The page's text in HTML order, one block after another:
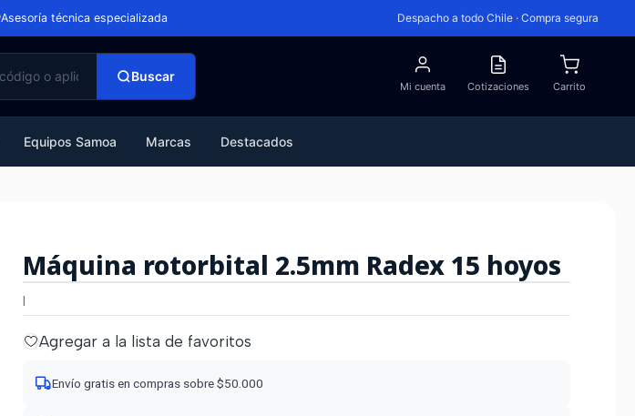
Asesoría técnica especializada Despacho a todo Chile · Compra segura
Buscar
Mi cuenta Cotizaciones Carrito
Equipos Samoa Marcas Destacados
|
Máquina rotorbital 2.5mm Radex 15 hoyos
Agregar a la lista de favoritos
Envío gratis en compras sobre $50.000